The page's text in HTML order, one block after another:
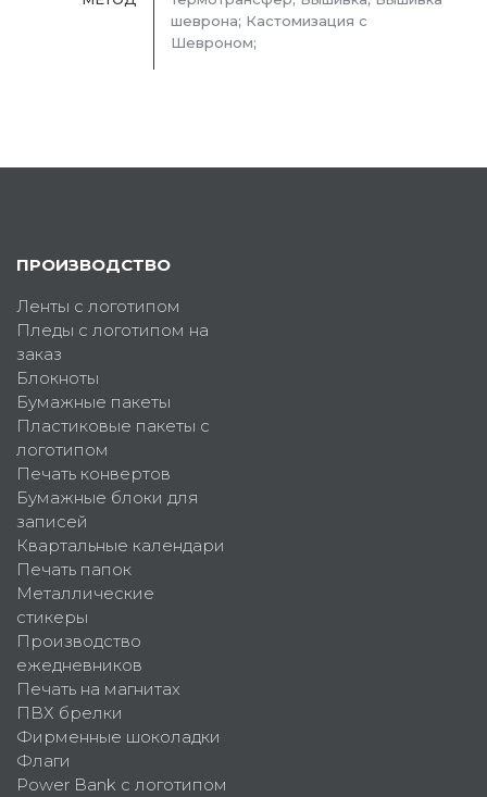
шеврона; Кастомизация с
Шевроном;
ПРОИЗВОДСТВО
Ленты с логотипом
Пледы с логотипом на
заказ
Блокноты
Бумажные пакеты
Пластиковые пакеты с
логотипом
Печать конвертов
Бумажные блоки для
записей
Квартальные календари
Печать папок
Металлические
стикеры
Производство
ежедневников
Печать на магнитах
ПВХ брелки
Фирменные шоколадки
Флаги
Power Bank с логотипом